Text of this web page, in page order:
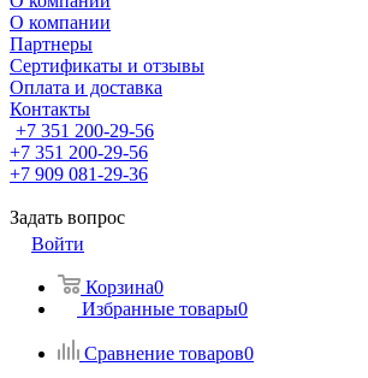
О компании
Партнеры
Cертификаты и отзывы
Оплата и доставка
Контакты
+7 351 200-29-56
+7 351 200-29-56
+7 909 081-29-36
Задать вопрос
Войти
Корзина0
Избранные товары0
Сравнение товаров0